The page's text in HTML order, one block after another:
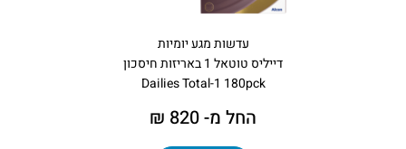
עדשות מגע יומיות
דייליס טוטאל 1 באריזות חיסכון
Dailies Total-1 180pck
החל מ- 820 ₪